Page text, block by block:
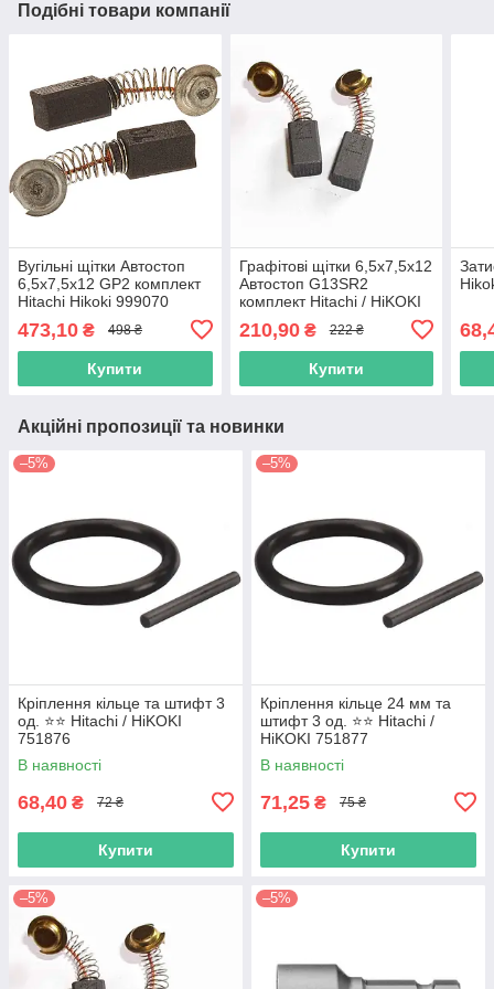
Подібні товари компанії
Вугільні щітки Автостоп
6,5x7,5x12 GP2 комплект
Hitachi Hikoki 999070
473,10 ₴ 498 ₴
Купити
Графітові щітки 6,5х7,5х12
Автостоп G13SR2
комплект Hitachi / HiKOKI
210,90₴ 222 ₴
Купити
Акційні пропозиції та новинки
–5%
Кріплення кільце та штифт 3
од. ⭐️⭐️ Hitachi / HiKOKI
751876
В наявності
68,40 ₴ 72 ₴
Купити
–5%
Кріплення кільце 24 мм та
штифт 3 од. ⭐️⭐️ Hitachi /
HiKOKI 751877
В наявності
71,25 ₴ 75 ₴
Купити
–5% –5%